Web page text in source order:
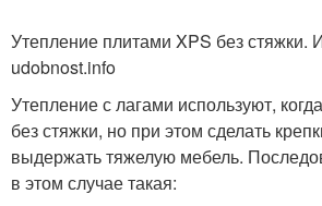
Утепление плитами XPS без стяжки.
udobnost.info
Утепление с лагами используют,
без стяжки, но при этом сделать
выдержать тяжелую мебель.
в этом случае такая: